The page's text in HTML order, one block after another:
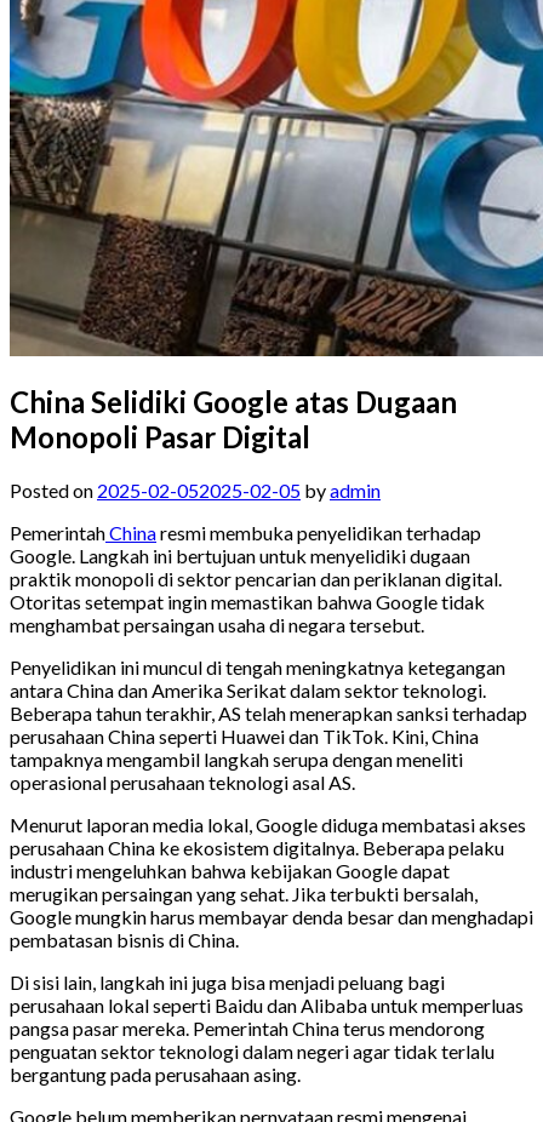
China Selidiki Google atas Dugaan
Monopoli Pasar Digital
Posted on 2025-02-052025-02-05 byadmin
PemerintahChinaresmi membuka penyelidikan terhadap
Google. Langkah ini bertujuan untuk menyelidiki dugaan
praktik monopoli di sektor pencarian dan periklanan digital.
Otoritas setempat ingin memastikan bahwa Google tidak
menghambat persaingan usaha di negara tersebut.
Penyelidikan ini muncul di tengah meningkatnya ketegangan
antara China dan Amerika Serikat dalam sektor teknologi.
Beberapa tahun terakhir, AS telah menerapkan sanksi terhadap
perusahaan China seperti Huawei dan TikTok. Kini, China
tampaknya mengambil langkah serupa dengan meneliti
operasional perusahaan teknologi asal AS.
Menurut laporan media lokal, Google diduga membatasi akses
perusahaan China ke ekosistem digitalnya. Beberapa pelaku
industri mengeluhkan bahwa kebijakan Google dapat
merugikan persaingan yang sehat. Jika terbukti bersalah,
Google mungkin harus membayar denda besar dan menghadapi
pembatasan bisnis di China.
Di sisi lain, langkah ini juga bisa menjadi peluang bagi
perusahaan lokal seperti Baidu dan Alibaba untuk memperluas
pangsa pasar mereka. Pemerintah China terus mendorong
penguatan sektor teknologi dalam negeri agar tidak terlalu
bergantung pada perusahaan asing.
Google belum memberikan pernyataan resmi mengenai